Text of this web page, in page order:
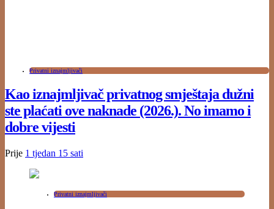
Privatni iznajmljivači
Kao iznajmljivač privatnog smještaja dužni
ste plaćati ove naknade (2026.). No imamo i
dobre vijesti
Prije 1 tjedan 15 sati
Privatni iznajmljivači